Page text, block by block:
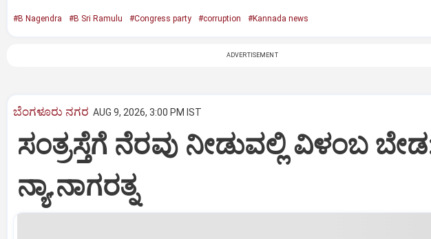
#B Nagendra #B Sri Ramulu #Congress party #corruption #Kannada news
ADVERTISEMENT
ಬೆಂಗಳೂರು ನಗರ AUG 9, 2026, 3:00 PM IST
ಸಂತ್ರಸ್ತೆಗೆ ನೆರವು ನೀಡುವಲ್ಲಿ ವಿಳಂಬ
ನ್ಯಾ.ನಾಗರತ್ನ